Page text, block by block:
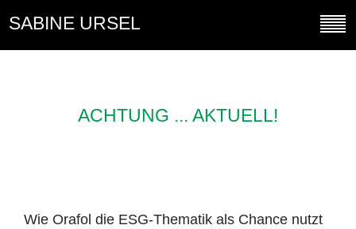
SABINE URSEL
ACHTUNG ... AKTUELL!
Wie Orafol die ESG-Thematik als Chance nutzt